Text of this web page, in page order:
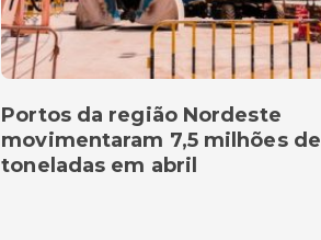
Portos da região Nordeste
movimentaram 7,5 milhões de
toneladas em abril